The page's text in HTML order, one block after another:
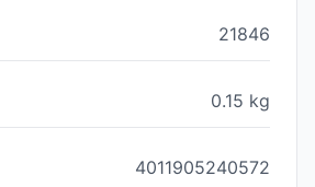
21846
0.15 kg
4011905240572